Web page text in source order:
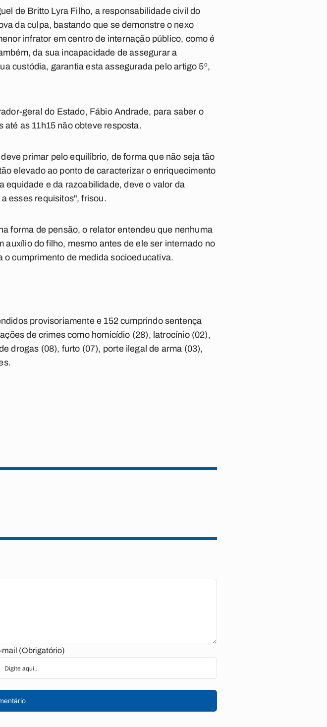
de Britto Lyra Filho, a responsabilidade civil do
da culpa, bastando que se demonstre o nexo
infrator em centro de internação público, como é
da sua incapacidade de assegurar a
custódia, garantia esta assegurada pelo artigo 5º,
geral do Estado, Fábio Andrade, para saber o
as 11h15 não obteve resposta.
primar pelo equilíbrio, de forma que não seja tão
elevado ao ponto de caracterizar o enriquecimento
equidade e da razoabilidade, deve o valor da
esses requisitos", frisou.
forma de pensão, o relator entendeu que nenhuma
do filho, mesmo antes de ele ser internado no
cumprimento de medida socioeducativa.
provisoriamente e 152 cumprindo sentença
de crimes como homicídio (28), latrocínio (02),
drogas (08), furto (07), porte ilegal de arma (03),
mail (Obrigatório)